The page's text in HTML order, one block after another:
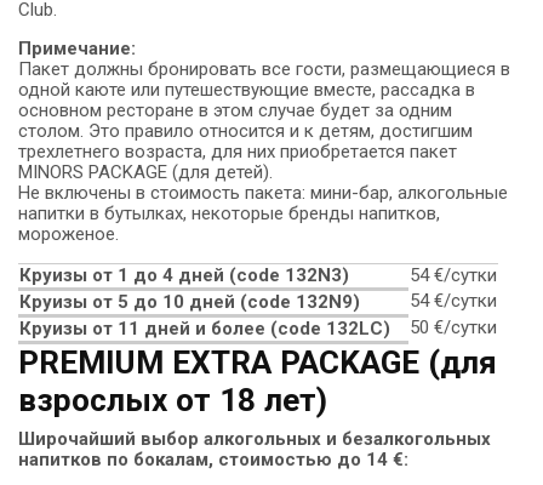
Club.
Примечание:
Пакет должны бронировать все гости, размещающиеся в
одной каюте или путешествующие вместе, рассадка в
основном ресторане в этом случае будет за одним
столом. Это правило относится и к детям, достигшим
трехлетнего возраста, для них приобретается пакет
MINORS PACKAGE (для детей).
Не включены в стоимость пакета: мини-бар, алкогольные
напитки в бутылках, некоторые бренды напитков,
мороженое.
Круизы от 1 до 4 дней (code 132N3)
54 €/сутки
Круизы от 5 до 10 дней (сode 132N9)
54 €/сутки
Круизы от 11 дней и более (code 132LC)
50 €/сутки
PREMIUM EXTRA PACKAGE (для
взрослых от 18 лет)
Широчайший выбор алкогольных и безалкогольных
напитков по бокалам, стоимостью до 14 €: